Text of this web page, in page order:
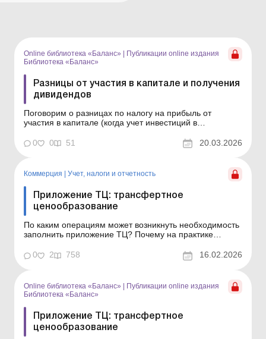
Online библиотека «Баланс»
Публикации online издания
Библиотека «Баланс»
Разницы от участия в капитале и получения
дивидендов
Поговорим о разницах по налогу на прибыль от
участия в капитале (когда учет инвестиций в
методом участия в капитале), а также от начисленных
в пользу инвестора дивидендов (от кого именно и при
разница финрез...
0 0 51 20.03.2026
Коммерция Учет, налоги и отчетность
Приложение ТЦ: трансфертное
ценообразование
По каким операциям может возникнуть необходимость
заполнить приложение ТЦ? Почему на практике
основной отчетной декларацией, а с уточняющей? Как
заполнить это приложение и какие данные из Отчета о
на эти в...
0 2 758 16.02.2026
Online библиотека «Баланс» | Публикации online издания
Библиотека «Баланс»
Приложение ТЦ: трансфертное
ценообразование